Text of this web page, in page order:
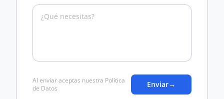
Al enviar aceptas nuestra Política
de Datos
Enviar→